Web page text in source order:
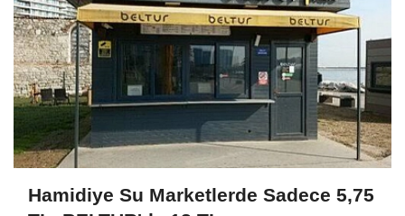
Hamidiye Su Marketlerde Sadece 5,75